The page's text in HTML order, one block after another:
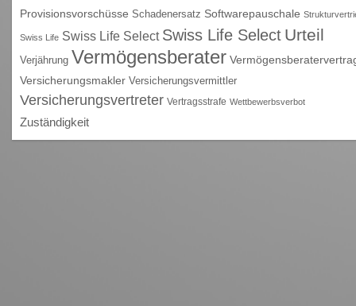
Provisionsvorschüsse Schadenersatz Softwarepauschale
Swiss Life Swiss Life Select Swiss Life Select Urteil
Verjährung Vermögensberater
Versicherungsmakler Versicherungsvermittler
Versicherungsvertreter Vertragsstrafe Wettbewerbsverbot
Zuständigkeit